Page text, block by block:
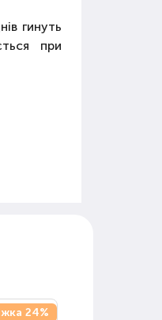
гинуть
при
24%